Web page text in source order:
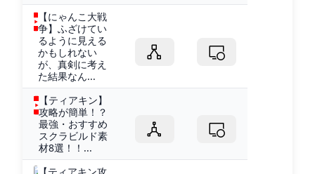
【にゃんこ大戦
争】ふざけてい
るように見える
かもしれない
が、真剣に考え
た結果なん...
【ティアキン】
攻略が簡単！？
最強・おすすめ
スクラビルド素
材8選！！...